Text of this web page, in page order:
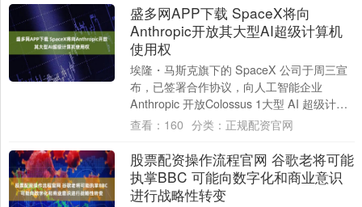
盛多网APP下载 SpaceX将向
Anthropic开放其大型AI超级计算机
使用权
埃隆・马斯克旗下的 SpaceX 公司于周三宣
布，已签署合作协议，向人工智能企业
Anthropic 开放Colossus 1大型 AI 超级计算
机的使用权限。....
查看： 160 分类： 正规配资官网
股票配资操作流程官网 谷歌老将可能
执掌BBC 可能向数字化和商业意识
进行战略性转变